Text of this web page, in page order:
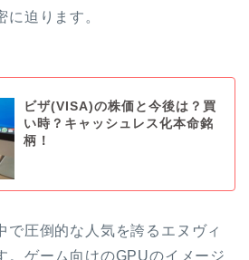
迫ります。
ビザ(VISA)の株価と今後は？買
い時？キャッシュレス化本命銘
柄！
で圧倒的な人気を誇るエヌヴィ
。ゲーム向けのGPUのイメージ